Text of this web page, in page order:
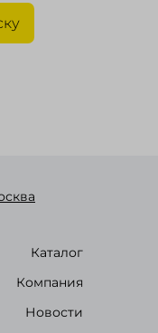
Каталог
Компания
Новости